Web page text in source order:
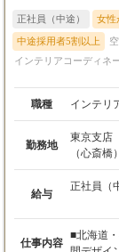
正社員（中途） 女性
中途採用者5割以上
インテリアコーディネ
職種 インテリ
勤務地
東京支店
（心斎
給与
正社員（
仕事内容
■北海道